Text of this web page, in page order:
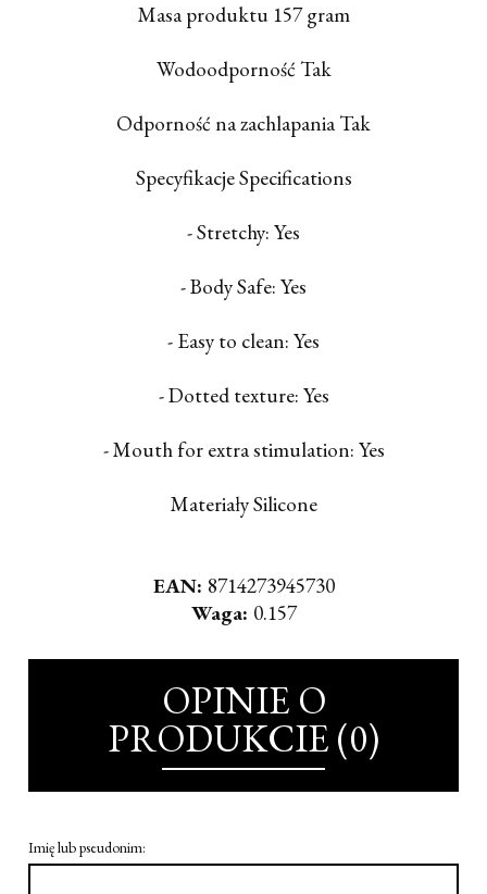
Masa produktu 157 gram
Wodoodporność Tak
Odporność na zachlapania Tak
Specyfikacje Specifications
- Stretchy: Yes
- Body Safe: Yes
- Easy to clean: Yes
- Dotted texture: Yes
- Mouth for extra stimulation: Yes
Materiały Silicone
EAN: 8714273945730
Waga: 0.157
OPINIE O
PRODUKCIE (0)
Imię lub pseudonim: